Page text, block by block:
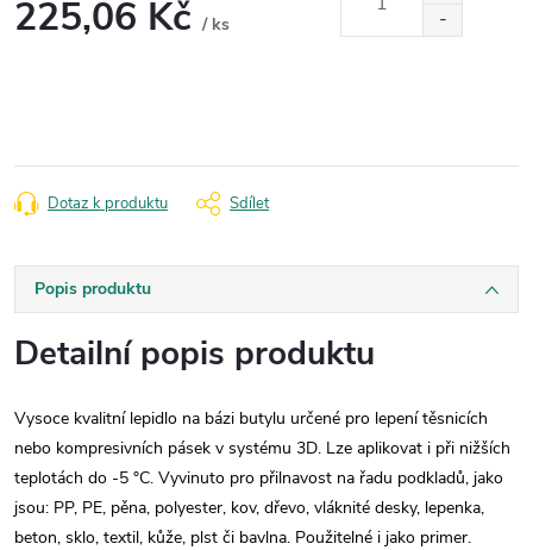
225,06 Kč / ks
Dotaz k produktu Sdílet
Popis produktu
Detailní popis produktu
Vysoce kvalitní lepidlo na bázi butylu určené pro lepení těsnicích
nebo kompresivních pásek v systému 3D. Lze aplikovat i při nižších
teplotách do -5 °C. Vyvinuto pro přilnavost na řadu podkladů, jako
jsou: PP, PE, pěna, polyester, kov, dřevo, vláknité desky, lepenka,
beton, sklo, textil, kůže, plst či bavlna. Použitelné i jako primer.